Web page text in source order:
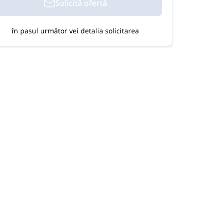
Solicită ofertă
în pasul următor vei detalia solicitarea